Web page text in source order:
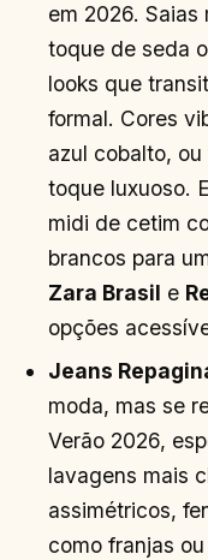
em 2026.
toque de seda
looks que
formal. Cores
azul cobalto,
toque luxuoso.
midi de cetim
brancos para
Zara Brasil e
opções
Jeans
moda, mas se
Verão 2026,
lavagens mais
assimétricos,
como franjas